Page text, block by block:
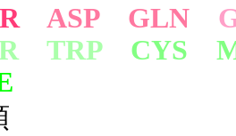
ASP GLN
TRP
CYS